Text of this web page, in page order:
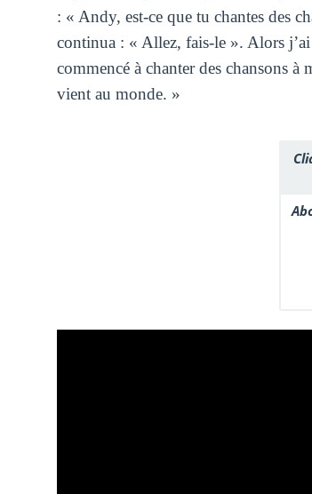
: « Andy, est-ce que tu chantes des
continua : « Allez, fais-le ». Alors j’ai
commencé à chanter des chansons
vient au monde. »